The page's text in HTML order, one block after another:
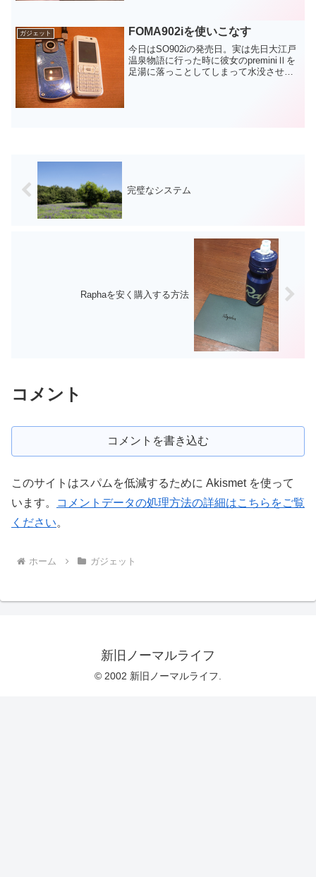
ガジェット FOMA902iを使いこなす
今日はSO902iの発売日。実は先日大江戸
温泉物語に行った時に彼女のpreminiⅡを
足湯に落っことしてしまって水没させて
完璧なシステム
Raphaを安く購入する方法
コメント
コメントを書き込む
このサイトはスパムを低減するために Akismet を使って
います。
コメントデータの処理方法の詳細はこちらをご覧
ください。
ホーム ガジェット
新旧ノーマルライフ
© 2002 新旧ノーマルライフ.